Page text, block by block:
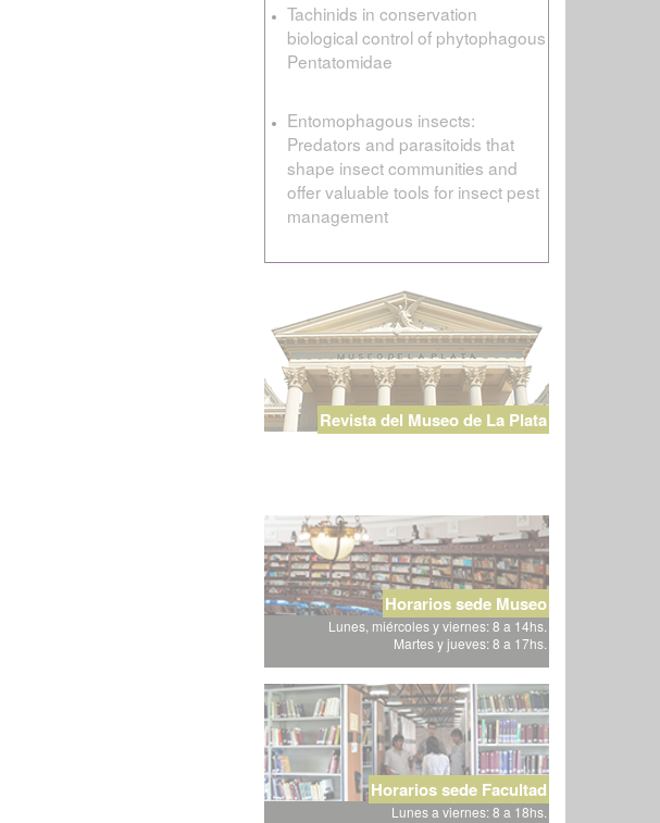
Tachinids in conservation
biological control of phytophagous
Pentatomidae
Entomophagous insects:
Predators and parasitoids that
shape insect communities and
offer valuable tools for insect pest
management
Revista del Museo de La Plata
Horarios sede Museo
Lunes, miércoles y viernes: 8 a 14hs.
Martes y jueves: 8 a 17hs.
Horarios sede Facultad
Lunes a viernes: 8 a 18hs.